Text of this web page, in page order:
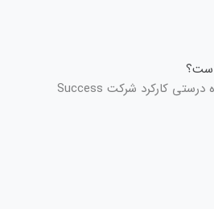
است؟
اخیرا کاربران زیادی درباره درستی کارکرد شرکت Success